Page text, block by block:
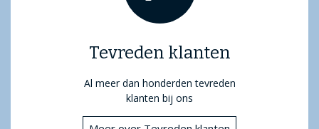
Tevreden klanten
Al meer dan honderden tevreden
klanten bij ons